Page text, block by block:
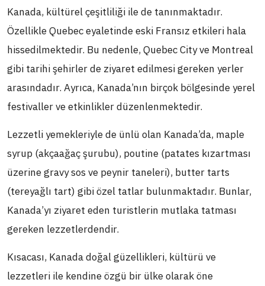
Kanada, kültürel çeşitliliği ile de tanınmaktadır.
Özellikle Quebec eyaletinde eski Fransız etkileri hala
hissedilmektedir. Bu nedenle, Quebec City ve Montreal
gibi tarihi şehirler de ziyaret edilmesi gereken yerler
arasındadır. Ayrıca, Kanada’nın birçok bölgesinde yerel
festivaller ve etkinlikler düzenlenmektedir.
Lezzetli yemekleriyle de ünlü olan Kanada’da, maple
syrup (akçaağaç şurubu), poutine (patates kızartması
üzerine gravy sos ve peynir taneleri), butter tarts
(tereyağlı tart) gibi özel tatlar bulunmaktadır. Bunlar,
Kanada’yı ziyaret eden turistlerin mutlaka tatması
gereken lezzetlerdendir.
Kısacası, Kanada doğal güzellikleri, kültürü ve
lezzetleri ile kendine özgü bir ülke olarak öne